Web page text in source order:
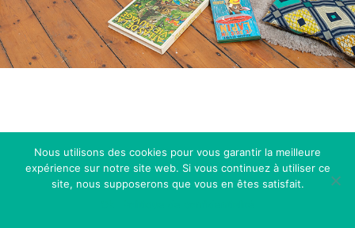
Nous utilisons des cookies pour vous garantir la meilleure
expérience sur notre site web. Si vous continuez à utiliser ce
site, nous supposerons que vous en êtes satisfait.